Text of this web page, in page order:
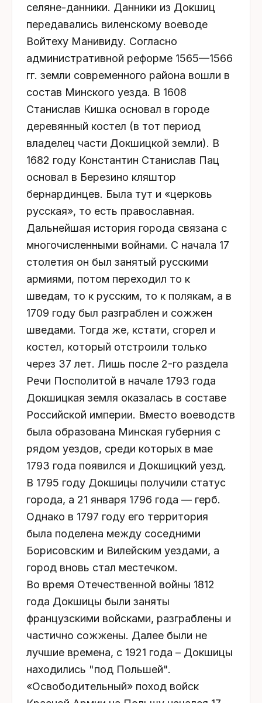
селяне-данники. Данники из Докшиц
передавались виленскому воеводе
Войтеху Манивиду. Согласно
административной реформе 1565—1566
гг. земли современного района вошли в
состав Минского уезда. В 1608
Станислав Кишка основал в городе
деревянный костел (в тот период
владелец части Докшицкой земли). В
1682 году Константин Станислав Пац
основал в Березино кляштор
бернардинцев. Была тут и «церковь
русская», то есть православная.
Дальнейшая история города связана с
многочисленными войнами. С начала 17
столетия он был занятый русскими
армиями, потом переходил то к
шведам, то к русским, то к полякам, а в
1709 году был разграблен и сожжен
шведами. Тогда же, кстати, сгорел и
костел, который отстроили только
через 37 лет. Лишь после 2-го раздела
Речи Посполитой в начале 1793 года
Докшицкая земля оказалась в составе
Российской империи. Вместо воеводств
была образована Минская губерния с
рядом уездов, среди которых в мае
1793 года появился и Докшицкий уезд.
В 1795 году Докшицы получили статус
города, а 21 января 1796 года — герб.
Однако в 1797 году его территория
была поделена между соседними
Борисовским и Вилейским уездами, а
город вновь стал местечком.
Во время Отечественной войны 1812
года Докшицы были заняты
французскими войсками, разграблены и
частично сожжены. Далее были не
лучшие времена, с 1921 года – Докшицы
находились "под Польшей".
«Освободительный» поход войск